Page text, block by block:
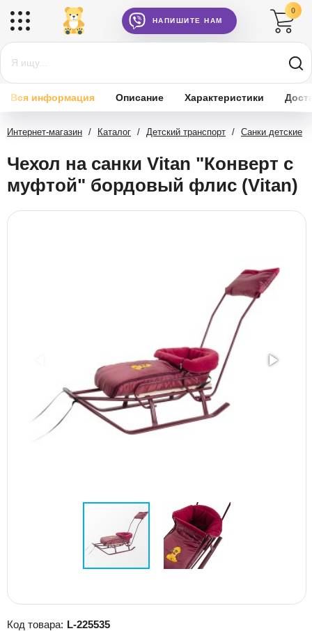
НАПИШИТЕ НАМ
0
Вся информация Описание Характеристики
Интернет-магазин / Каталог / Детский транспорт / Санки детские
Чехол на санки Vitan "Конверт с
муфтой" бордовый флис (Vitan)
Код товара: L-225535